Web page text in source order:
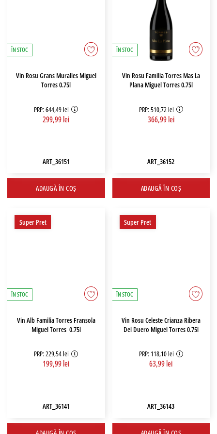
ÎN STOC
Vin Rosu Grans Muralles Miguel
Torres 0.75l
PRP: 644,49 lei
299,99 lei
ART_36151
ADAUGĂ ÎN COȘ
ÎN STOC
Vin Rosu Familia Torres Mas La
Plana Miguel Torres 0.75l
PRP: 510,72 lei
366,99 lei
ART_36152
ADAUGĂ ÎN COȘ
Super Pret
ÎN STOC
Vin Alb Familia Torres Fransola
Miguel Torres 0.75l
PRP: 229,54 lei
199,99 lei
ART_36141
Super Pret
ÎN STOC
Vin Rosu Celeste Crianza Ribera
Del Duero Miguel Torres 0.75l
PRP: 118,10 lei
63,99 lei
ART_36143